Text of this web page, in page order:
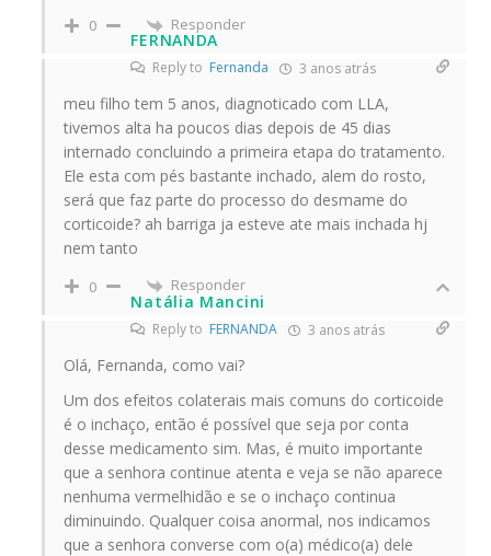
0 Responder
FERNANDA
Reply to Fernanda 3 anos atrás
meu filho tem 5 anos, diagnoticado com LLA,
tivemos alta ha poucos dias depois de 45 dias
internado concluindo a primeira etapa do tratamento.
Ele esta com pés bastante inchado, alem do rosto,
será que faz parte do processo do desmame do
corticoide? ah barriga ja esteve ate mais inchada hj
nem tanto
0 Responder
Natália Mancini
Reply to FERNANDA 3 anos atrás
Olá, Fernanda, como vai?
Um dos efeitos colaterais mais comuns do corticoide
é o inchaço, então é possível que seja por conta
desse medicamento sim. Mas, é muito importante
que a senhora continue atenta e veja se não aparece
nenhuma vermelhidão e se o inchaço continua
diminuindo. Qualquer coisa anormal, nos indicamos
que a senhora converse com o(a) médico(a) dele